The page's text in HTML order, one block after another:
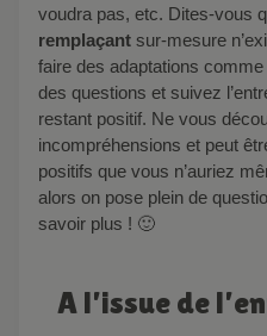
voudra pas, etc. Dites-vous
remplaçant sur-mesure
faire des adaptations
des questions et suivez
restant positif. Ne vous
incompréhensions et peut
positifs que vous n’auriez
alors on pose plein de
savoir plus ! 🙂
A l’issue de